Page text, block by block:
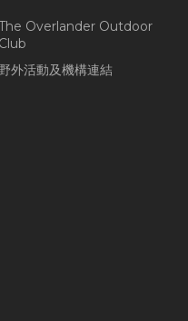
Overlander Outdoor
Club
野外活動及機構連結